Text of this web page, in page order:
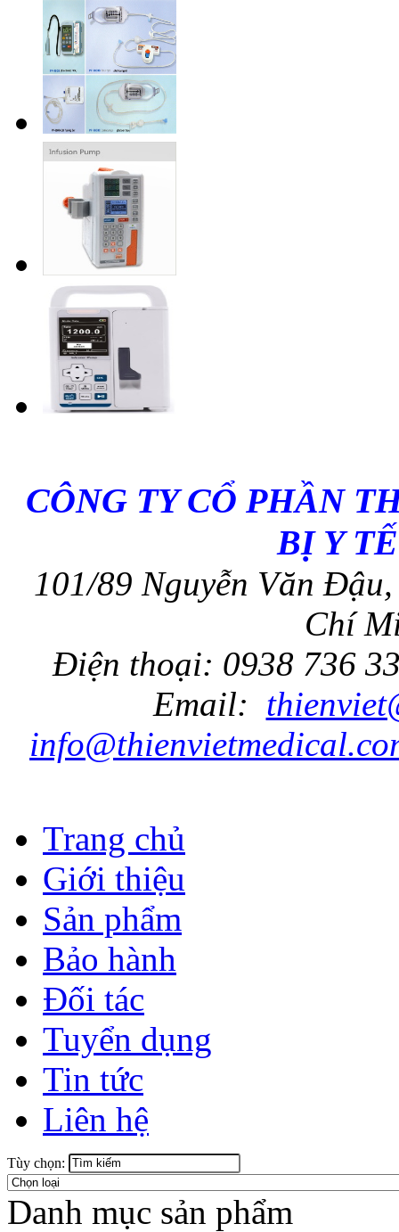
CÔNG TY CỔ PHẦN
BỊ Y
101/89 Nguyễn Văn
Chí
Điện thoại: 0938 736
Email:
Trang chủ
Giới thiệu
Sản phẩm
Bảo hành
Đối tác
Tuyển dụng
Tin tức
Liên hệ
Tùy chọn:
Danh mục sản phẩm